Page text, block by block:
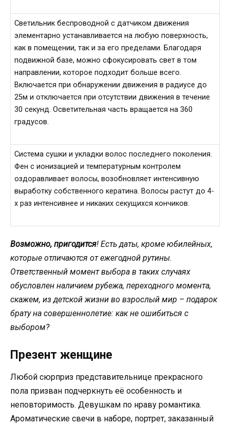
Светильник беспроводной с датчиком движения
элементарно устанавливается на любую поверхность,
как в помещении, так и за его пределами. Благодаря
подвижной базе, можно сфокусировать свет в том
направлении, которое подходит больше всего.
Включается при обнаружении движения в радиусе до
25м и отключается при отсутствии движения в течение
30 секунд. Осветительная часть вращается на 360
градусов.
Система сушки и укладки волос последнего поколения.
Фен с ионизацией и температурным контролем
оздоравливает волосы, возобновляет интенсивную
выработку собственного кератина. Волосы растут до 4-
х раз интенсивнее и никаких секущихся кончиков.
Возможно, пригодится! Есть даты, кроме юбилейных,
которые отличаются от ежегодной рутины.
Ответственный момент выбора в таких случаях
обусловлен наличием рубежа, переходного момента,
скажем, из детской жизни во взрослый мир – подарок
брату на совершеннолетие: как не ошибиться с
выбором?
Презент женщине
Любой сюрприз представительнице прекрасного
пола призван подчеркнуть её особенность и
неповторимость. Девушкам по нраву романтика.
Ароматические свечи в наборе, портрет, заказанный